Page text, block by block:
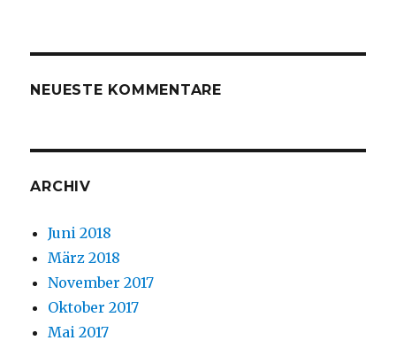
NEUESTE KOMMENTARE
ARCHIV
Juni 2018
März 2018
November 2017
Oktober 2017
Mai 2017